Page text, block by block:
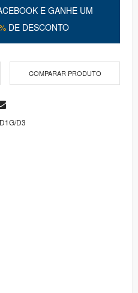
E GANHE UM
DE DESCONTO
COMPARAR PRODUTO
D3